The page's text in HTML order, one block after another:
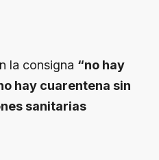
la consigna “no hay
hay cuarentena sin
sanitarias